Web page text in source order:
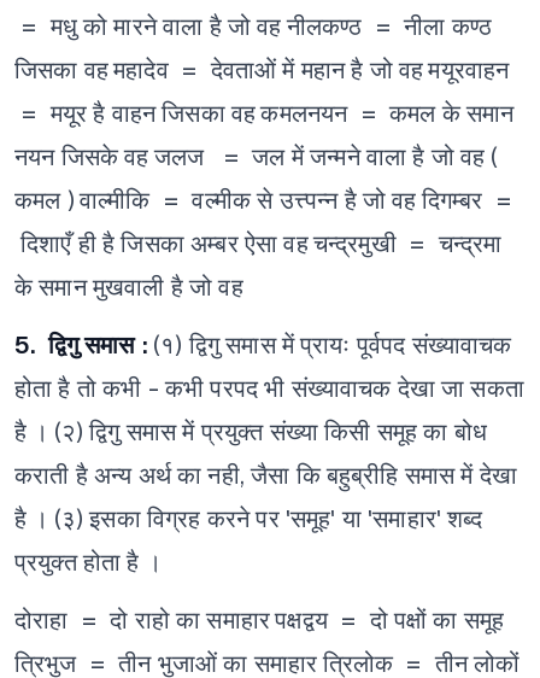
= मधु को मारने वाला है जो वह नीलकण्ठ = नीला कण्ठ
जिसका वहमहादेव = देवताओं में महान है जो वह मयूरवाहन
= मयूर है वाहन जिसका वहकमलनयन = कमल के समान
नयन जिसके वह जलज = जल में जन्मने वाला है जो वह (
कमल ) वाल्मीकि = वल्मीक से उत्त्पन्न है जो वह दिगम्बर =
दिशाएँ ही है जिसका अम्बर ऐसा वहचन्द्रमुखी = चन्द्रमा
के समान मुखवाली है जो वह
​​5. द्विगु समास : (१) द्विगु समास में प्रायः पूर्वपद संख्यावाचक
होता है तो कभी - कभी परपद भी संख्यावाचक देखा जा सकता
है । (२) द्विगु समास में प्रयुक्त संख्या किसी समूह का बोध
कराती है अन्य अर्थ का नही, जैसा कि बहुब्रीहि समास में देखा
है । (३) इसका विग्रह करने पर 'समूह' या 'समाहार' शब्द
प्रयुक्त होता है ।
दोराहा = दो राहो का समाहारपक्षद्वय = दो पक्षों का समूह
त्रिभुज = तीन भुजाओं का समाहार त्रिलोक = तीन लोकों